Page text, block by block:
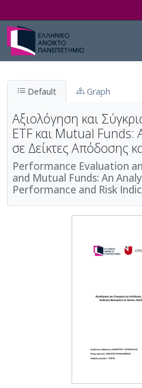
Default Graph
Αξιολόγηση και
ETF και Mutual
σε Δείκτες Απόδοσης
Performance Evaluation
and Mutual Funds: An
Performance and Risk